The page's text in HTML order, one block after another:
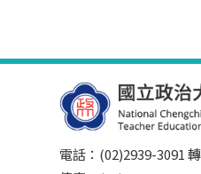
電話：(02)2939-3091